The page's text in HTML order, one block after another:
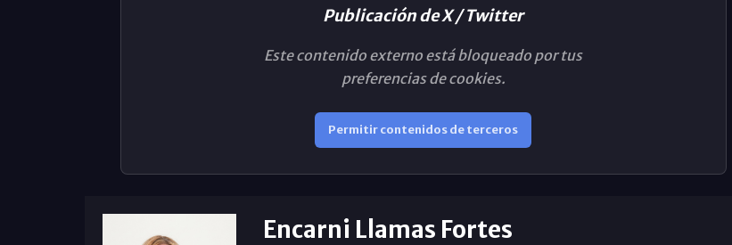
Publicación de X / Twitter
Este contenido externo está bloqueado por tus
preferencias de cookies.
Permitir contenidos de terceros
Encarni Llamas Fortes